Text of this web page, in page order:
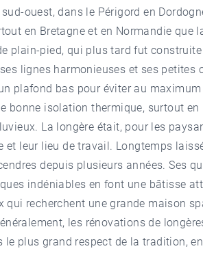
ouest, dans le Périgord en
en Bretagne et en Normandie que
plain-pied, qui plus tard fut
lignes harmonieuses et ses petites
plafond bas pour éviter au
bonne isolation thermique, surtout en
La longère était, pour les
et leur lieu de travail. Longtemps
depuis plusieurs années. Ses
indéniables en font une bâtisse
qui recherchent une grande maison
les rénovations de
le plus grand respect de la tradition,